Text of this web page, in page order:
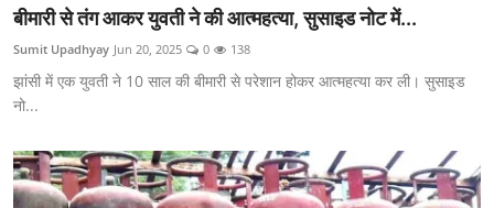
बीमारी से तंग आकर युवती ने की आत्महत्या, सुसाइड नोट में...
Sumit Upadhyay Jun 20, 2025 0 138
झांसी में एक युवती ने 10 साल की बीमारी से परेशान होकर आत्महत्या कर ली। सुसाइड
नो...